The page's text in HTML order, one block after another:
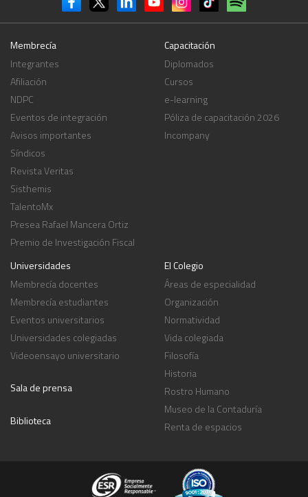
Membrecía
Integrantes
Afiliación
NDPC
Eventos de integración
Avisos importantes
Síndicos
Revista Veritas
Sisthemis
TalentoMx
Presea Rafael Mancera Ortiz
Premio de Investigación Fiscal
Capacitación
Diplomados
Cursos
e-learning
Póliza de capacitación 2026
Incompany
Universidades
Membrecía docentes
Membrecía estudiantes
Eventos universitarios
Universidades colegiadas
Videoensayo universitario
Sala de prensa
Biblioteca
El Colegio
Áreas de especialidad
Organización
Normatividad
Vida colegiada
Filosofía
Historia
Rostro Humano
Museo de la Contaduría
Renta de espacios